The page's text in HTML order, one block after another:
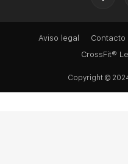
Aviso legal Contacto
CrossFit®
Copyright ©